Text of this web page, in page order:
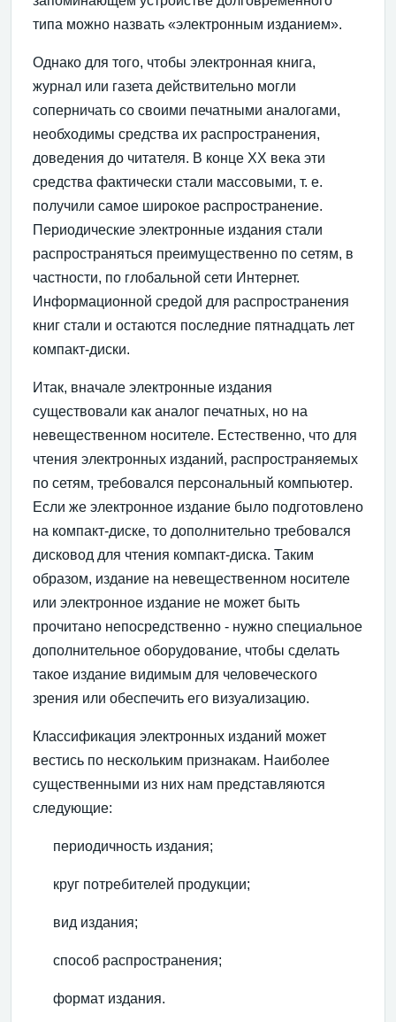
типа можно назвать «электронным изданием».
Однако для того, чтобы электронная книга,
журнал или газета действительно могли
соперничать со своими печатными аналогами,
необходимы средства их распространения,
доведения до читателя. В конце XX века эти
средства фактически стали массовыми, т. е.
получили самое широкое распространение.
Периодические электронные издания стали
распространяться преимущественно по сетям, в
частности, по глобальной сети Интернет.
Информационной средой для распространения
книг стали и остаются последние пятнадцать лет
компакт-диски.
Итак, вначале электронные издания
существовали как аналог печатных, но на
невещественном носителе. Естественно, что для
чтения электронных изданий, распространяемых
по сетям, требовался персональный компьютер.
Если же электронное издание было подготовлено
на компакт-диске, то дополнительно требовался
дисковод для чтения компакт-диска. Таким
образом, издание на невещественном носителе
или электронное издание не может быть
прочитано непосредственно - нужно специальное
дополнительное оборудование, чтобы сделать
такое издание видимым для человеческого
зрения или обеспечить его визуализацию.
Классификация электронных изданий может
вестись по нескольким признакам. Наиболее
существенными из них нам представляются
следующие:
периодичность издания;
круг потребителей продукции;
вид издания;
способ распространения;
формат издания.